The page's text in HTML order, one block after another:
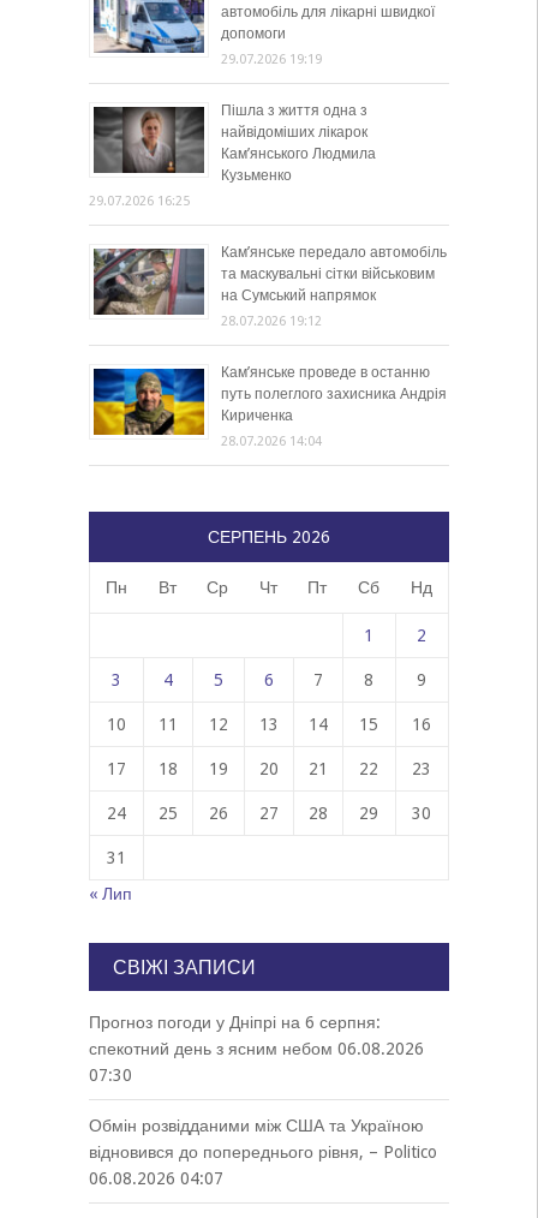
автомобіль для лікарні швидкої
допомоги
29.07.2026 19:19
Пішла з життя одна з
найвідоміших лікарок
Кам’янського Людмила
Кузьменко
29.07.2026 16:25
Кам’янське передало автомобіль
та маскувальні сітки військовим
на Сумський напрямок
28.07.2026 19:12
Кам’янське проведе в останню
путь полеглого захисника Андрія
Кириченка
28.07.2026 14:04
СЕРПЕНЬ 2026
Пн Вт Ср Чт Пт Сб Нд
1 2
3 4 5 6 7 8 9
10 11 12 13 14 15 16
17 18 19 20 21 22 23
24 25 26 27 28 29 30
31
« Лип
СВІЖІ ЗАПИСИ
Прогноз погоди у Дніпрі на 6 серпня:
спекотний день з ясним небом 06.08.2026
07:30
Обмін розвідданими між США та Україною
відновився до попереднього рівня, – Politico
06.08.2026 04:07